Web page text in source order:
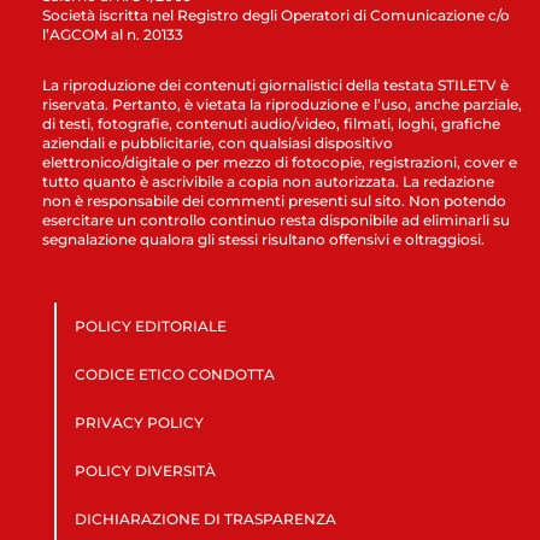
Società iscritta nel Registro degli Operatori di Comunicazione c/o
l’AGCOM al n. 20133
La riproduzione dei contenuti giornalistici della testata STILETV è
riservata. Pertanto, è vietata la riproduzione e l’uso, anche parziale,
di testi, fotografie, contenuti audio/video, filmati, loghi, grafiche
aziendali e pubblicitarie, con qualsiasi dispositivo
elettronico/digitale o per mezzo di fotocopie, registrazioni, cover e
tutto quanto è ascrivibile a copia non autorizzata. La redazione
non è responsabile dei commenti presenti sul sito. Non potendo
esercitare un controllo continuo resta disponibile ad eliminarli su
segnalazione qualora gli stessi risultano offensivi e oltraggiosi.
POLICY EDITORIALE
CODICE ETICO CONDOTTA
PRIVACY POLICY
POLICY DIVERSITÀ
DICHIARAZIONE DI TRASPARENZA